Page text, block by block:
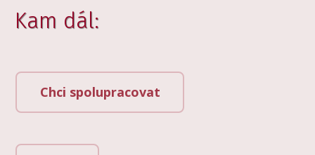
Kam dál:
Chci spolupracovat